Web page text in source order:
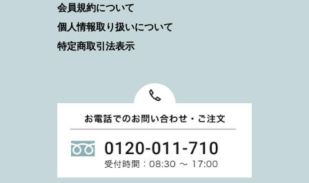
会員規約について
個人情報取り扱いについて
特定商取引法表示